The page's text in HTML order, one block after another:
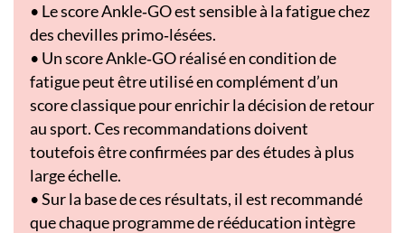
• Le score Ankle‑GO est sensible à la fatigue chez
des chevilles primo‑lésées.
• Un score Ankle‑GO réalisé en condition de
fatigue peut être utilisé en complément d’un
score classique pour enrichir la décision de retour
au sport. Ces recommandations doivent
toutefois être confirmées par des études à plus
large échelle.
• Sur la base de ces résultats, il est recommandé
que chaque programme de rééducation intègre